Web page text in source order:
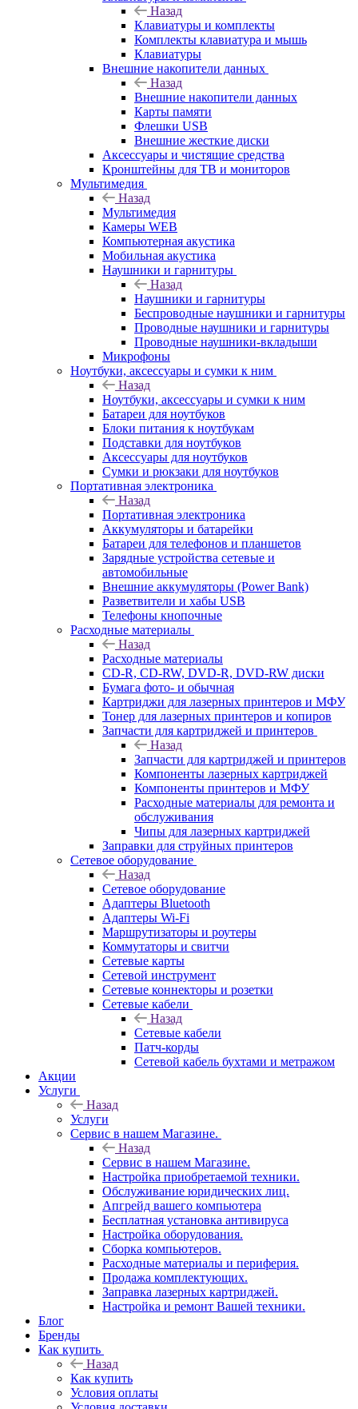
Назад
Клавиатуры и комплекты
Комплекты клавиатура и мышь
Клавиатуры
Внешние накопители данных
Назад
Внешние накопители данных
Карты памяти
Флешки USB
Внешние жесткие диски
Аксессуары и чистящие средства
Кронштейны для ТВ и мониторов
Мультимедия
Назад
Мультимедия
Камеры WEB
Компьютерная акустика
Мобильная акустика
Наушники и гарнитуры
Назад
Наушники и гарнитуры
Беспроводные наушники и гарнитуры
Проводные наушники и гарнитуры
Проводные наушники-вкладыши
Микрофоны
Ноутбуки, аксессуары и сумки к ним
Назад
Ноутбуки, аксессуары и сумки к ним
Батареи для ноутбуков
Блоки питания к ноутбукам
Подставки для ноутбуков
Аксессуары для ноутбуков
Сумки и рюкзаки для ноутбуков
Портативная электроника
Назад
Портативная электроника
Аккумуляторы и батарейки
Батареи для телефонов и планшетов
Зарядные устройства сетевые и
автомобильные
Внешние аккумуляторы (Power Bank)
Разветвители и хабы USB
Телефоны кнопочные
Расходные материалы
Назад
Расходные материалы
CD-R, CD-RW, DVD-R, DVD-RW диски
Бумага фото- и обычная
Картриджи для лазерных принтеров и МФУ
Тонер для лазерных принтеров и копиров
Запчасти для картриджей и принтеров
Назад
Запчасти для картриджей и принтеров
Компоненты лазерных картриджей
Компоненты принтеров и МФУ
Расходные материалы для ремонта и
обслуживания
Чипы для лазерных картриджей
Заправки для струйных принтеров
Сетевое оборудование
Назад
Сетевое оборудование
Адаптеры Bluetooth
Адаптеры Wi-Fi
Маршрутизаторы и роутеры
Коммутаторы и свитчи
Сетевые карты
Сетевой инструмент
Сетевые коннекторы и розетки
Сетевые кабели
Назад
Сетевые кабели
Патч-корды
Сетевой кабель бухтами и метражом
Акции
Услуги
Назад
Услуги
Сервис в нашем Магазине.
Назад
Сервис в нашем Магазине.
Настройка приобретаемой техники.
Обслуживание юридических лиц.
Апгрейд вашего компьютера
Бесплатная установка антивируса
Настройка оборудования.
Сборка компьютеров.
Расходные материалы и периферия.
Продажа комплектующих.
Заправка лазерных картриджей.
Настройка и ремонт Вашей техники.
Блог
Бренды
Как купить
Назад
Как купить
Условия оплаты